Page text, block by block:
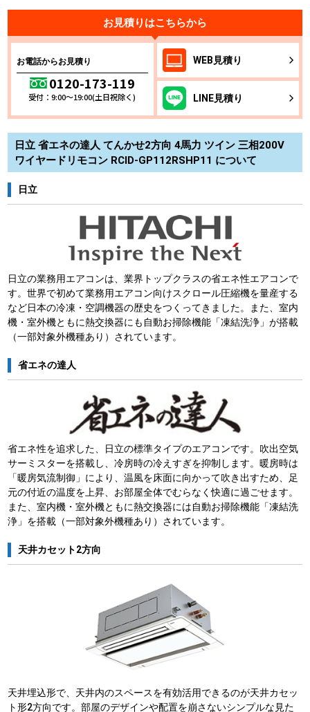
お見積りはこちらから
お電話からお見積り
0120-173-119
受付：9:00～19:00(土日祝除く)
WEB 見積り
LINE見積り
日立 省エネの達人 てんかせ2方向 4馬力 ツイン 三相200V
ワイヤードリモコン RCID-GP112RSHP11 について
日立
日立の業務用エアコンは、業界トップクラスの省エネ性エアコンで
す。世界で初めて業務用エアコン向けスクロール圧縮機を量産する
など日本の冷凍・空調機器の歴史をつくってきました。また、室内
機・室外機ともに熱交換器にも自動お掃除機能「凍結洗浄」が搭載
（一部対象外機種あり）されています。
省エネの達人
省エネ性を追求した、日立の標準タイプのエアコンです。吹出空気
サーミスターを搭載し、冷房時の冷えすぎを抑制します。暖房時は
「暖房気流制御」により、温風を床面に向かって吹き出すため、足
元の付近の温度を上昇、お部屋全体でむらなく快適に過ごせます。
また、室内機・室外機ともに熱交換器には自動お掃除機能「凍結洗
浄」を搭載（一部対象外機種あり）されています。
天井カセット2方向
天井埋込形で、天井内のスペースを有効活用できるのが天井カセッ
ト形2方向です。部屋のデザインや配置を崩さないシンプルな見た